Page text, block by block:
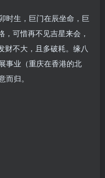
时生，巨门在辰坐命，巨
可惜再不见吉星来会，
财不大，且多破耗。缘八
事业（重庆在香港的北
归。